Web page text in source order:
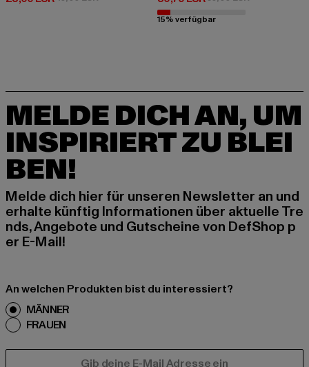
15% verfügbar
MELDE DICH AN, UM
INSPIRIERT ZU BLEI
BEN!
Melde dich hier für unseren Newsletter an und
erhalte künftig Informationen über aktuelle Tre
nds, Angebote und Gutscheine von DefShop p
er E-Mail!
An welchen Produkten bist du interessiert?
MÄNNER
FRAUEN